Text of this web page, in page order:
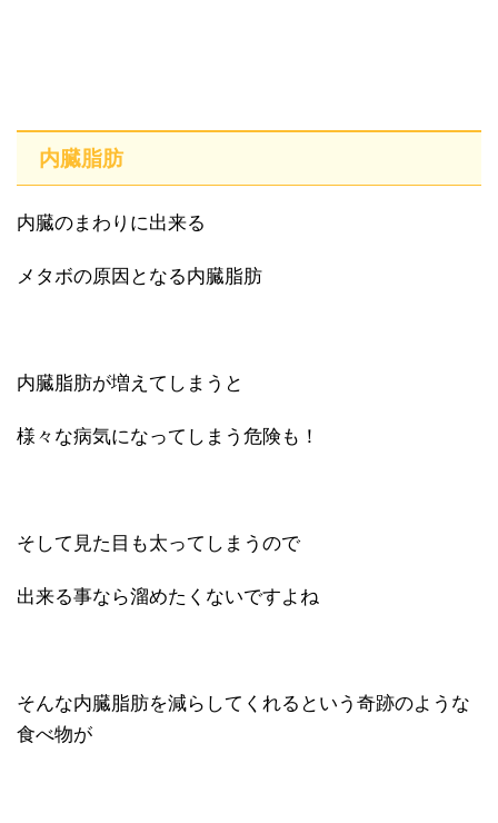
内臓脂肪
内臓のまわりに出来る
メタボの原因となる内臓脂肪
内臓脂肪が増えてしまうと
様々な病気になってしまう危険も！
そして見た目も太ってしまうので
出来る事なら溜めたくないですよね
そんな内臓脂肪を減らしてくれるという奇跡のような
食べ物が